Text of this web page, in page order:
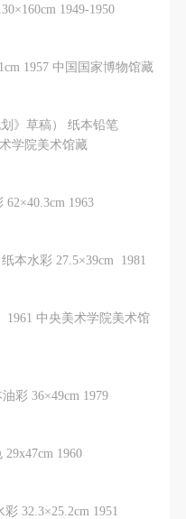
1949-1950
1957 中国国家博物馆藏
》草稿） 纸本铅笔
学院美术馆藏
62×40.3cm 1963
本水彩 27.5×39cm 1981
1961 中央美术学院美术馆
彩 36×49cm 1979
29x47cm 1960
32.3×25.2cm 1951